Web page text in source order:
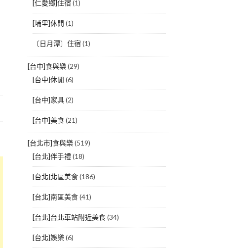
[仁愛鄉]住宿 (1)
[埔里]休閒 (1)
〔日月潭〕住宿 (1)
[台中]食與樂(29)
[台中]休閒 (6)
[台中]家具(2)
[台中]美食(21)
[台北市]食與樂(519)
[台北]伴手禮(18)
[台北]北區美食(186)
[台北]南區美食(41)
[台北]台北車站附近美食(34)
[台北]娛樂(6)